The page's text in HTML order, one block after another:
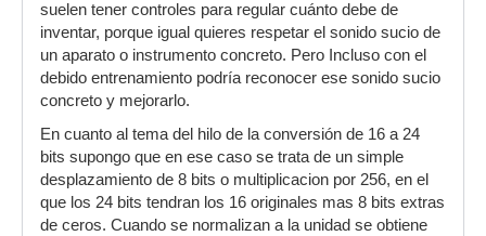
suelen tener controles para regular cuánto debe de
inventar, porque igual quieres respetar el sonido sucio de
un aparato o instrumento concreto. Pero Incluso con el
debido entrenamiento podría reconocer ese sonido sucio
concreto y mejorarlo.
En cuanto al tema del hilo de la conversión de 16 a 24
bits supongo que en ese caso se trata de un simple
desplazamiento de 8 bits o multiplicacion por 256, en el
que los 24 bits tendran los 16 originales mas 8 bits extras
de ceros. Cuando se normalizan a la unidad se obtiene